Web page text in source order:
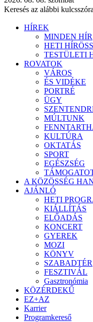
Keresés az alábbi
HÍREK
MINDEN HÍR
HETI
TESTÜLETI
ROVATOK
VÁROS
ÉS VIDÉKE
PORTRÉ
ÜGY
MÚLTUNK
KULTÚRA
OKTATÁS
SPORT
EGÉSZSÉG
A KÖZÖSSÉG
AJÁNLÓ
HETI
KIÁLLÍTÁS
ELŐADÁS
KONCERT
GYEREK
MOZI
KÖNYV
SZABADTÉR
FESZTIVÁL
Gasztronómia
KÖZÉRDEKŰ
EZ+AZ
Karrier
Programkereső